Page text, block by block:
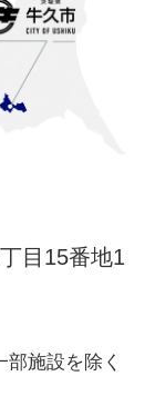
目15番地1
施設を除く